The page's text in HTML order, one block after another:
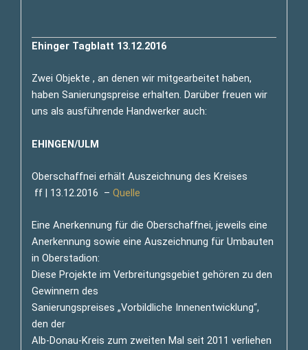
Ehinger Tagblatt 13.12.2016
Zwei Objekte , an denen wir mitgearbeitet haben,
haben Sanierungspreise erhalten. Darüber freuen wir
uns als ausführende Handwerker auch:
EHINGEN/ULM
Oberschaffnei erhält Auszeichnung des Kreises
ff | 13.12.2016 – Quelle
Eine Anerkennung für die Oberschaffnei, jeweils eine
Anerkennung sowie eine Auszeichnung für Umbauten
in Oberstadion:
Diese Projekte im Verbreitungsgebiet gehören zu den
Gewinnern des
Sanierungspreises „Vorbildliche Innenentwicklung“,
den der
Alb-Donau-Kreis zum zweiten Mal seit 2011 verliehen